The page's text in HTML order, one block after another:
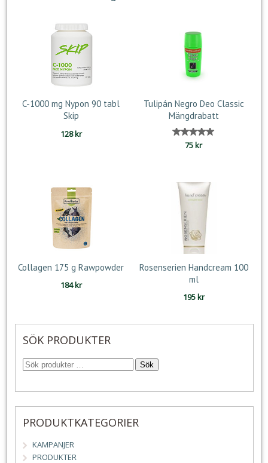
C-1000 mg Nypon 90 tabl
Skip
128kr
Tulipán Negro Deo Classic
Mängdrabatt
Betygsatt
5.00
75kr
Collagen 175 g Rawpowder
184kr
Rosenserien Handcream 100
ml
195kr
SÖK PRODUKTER
Sök
PRODUKTKATEGORIER
KAMPANJER
PRODUKTER